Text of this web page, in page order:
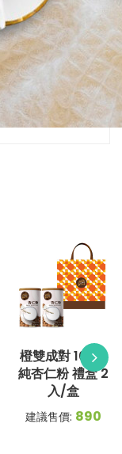
橙雙成對 100%
純杏仁粉 禮盒 2
入/盒
建議售價: 890